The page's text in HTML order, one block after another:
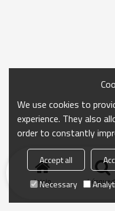
Inicio
We use cookies to
experience. They also
order to constantly
Accept all
Necessary